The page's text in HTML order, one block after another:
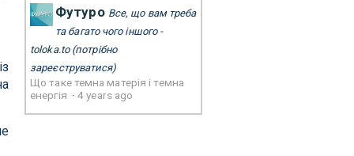
Футуро Все, що вам треба
та багато чого іншого -
toloka.to(потрібно
зареєструватися)
Що таке темна матерія і темна
енергія ·4 years ago